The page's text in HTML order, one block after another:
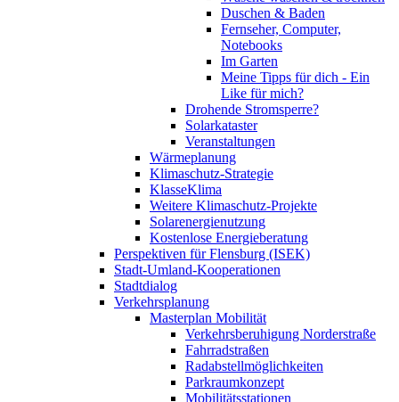
Duschen & Baden
Fernseher, Computer,
Notebooks
Im Garten
Meine Tipps für dich - Ein
Like für mich?
Drohende Stromsperre?
Solarkataster
Veranstaltungen
Wärmeplanung
Klimaschutz-Strategie
KlasseKlima
Weitere Klimaschutz-Projekte
Solarenergienutzung
Kostenlose Energieberatung
Perspektiven für Flensburg (ISEK)
Stadt-Umland-Kooperationen
Stadtdialog
Verkehrsplanung
Masterplan Mobilität
Verkehrsberuhigung Norderstraße
Fahrradstraßen
Radabstellmöglichkeiten
Parkraumkonzept
Mobilitätsstationen